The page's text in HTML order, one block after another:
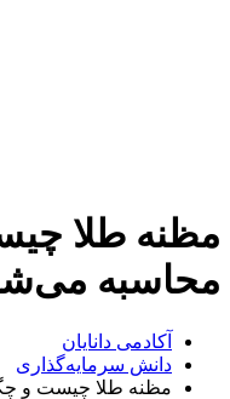
مظنه طلا
محاسبه
آکادمی دانایان
دانش سرمایه‌گذاری
مظنه طلا چیست و